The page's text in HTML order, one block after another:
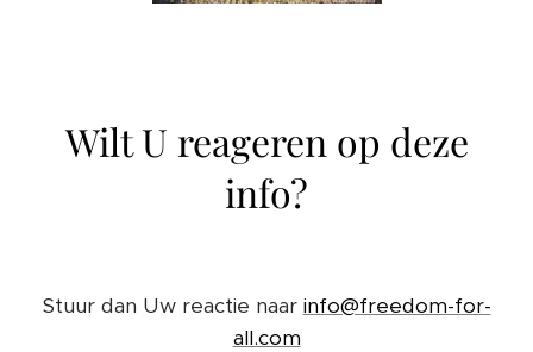
Wilt U reageren op deze
info?
Stuur dan Uw reactie naar info@freedom-for-
all.com